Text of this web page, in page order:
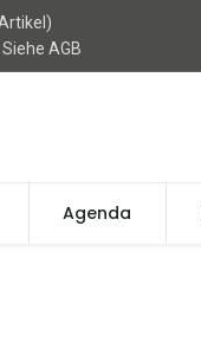
Siehe AGB
Agenda